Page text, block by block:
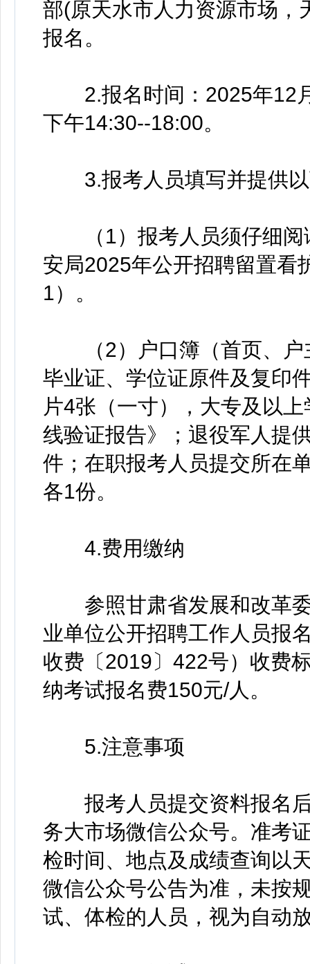
部(原天水市人力资源市场，
报名。
2.报名时间：2025年12
下午14:30--18:00。
3.报考人员填写并提供以
（1）报考人员须仔细阅
安局2025年公开招聘留置看
1）。
（2）户口簿（首页、户
毕业证、学位证原件及复印
片4张（一寸），大专及以
线验证报告》；退役军人提
件；在职报考人员提交所在
各1份。
4.费用缴纳
参照甘肃省发展和改革委
业单位公开招聘工作人员报
收费〔2019〕422号）收费
纳考试报名费150元/人。
5.注意事项
报考人员提交资料报名后
务大市场微信公众号。准考
检时间、地点及成绩查询以
微信公众号公告为准，未按
试、体检的人员，视为自动